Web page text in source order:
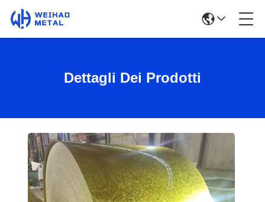
Dettagli Dei Prodotti